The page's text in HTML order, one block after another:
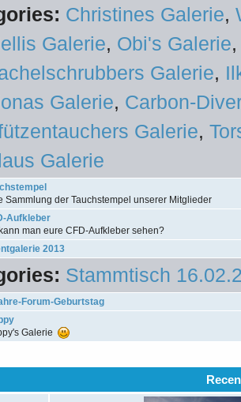
Christines Galerie,
Galerie, Obi's Galerie
Galerie,
Galerie, Carbon-
Galerie,
Galerie
Sammlung der Tauchstempel unserer Mitglieder
Aufkleber
man eure CFD-Aufkleber sehen?
2013
Stammtisch
Forum-Geburtstag
Galerie